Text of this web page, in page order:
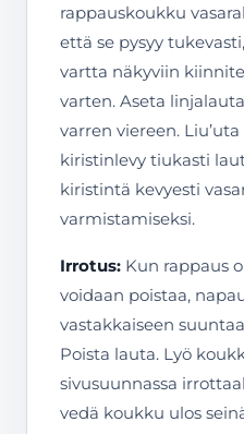
rappauskoukku
että se pysyy
vartta näkyviin
varten. Aseta
varren viereen.
kiristinlevy tiukasti
kiristintä kevyesti
varmistamiseksi.
Irrotus: Kun rappaus
voidaan poistaa,
vastakkaiseen
Poista lauta. Lyö
sivusuunnassa
vedä koukku ulos